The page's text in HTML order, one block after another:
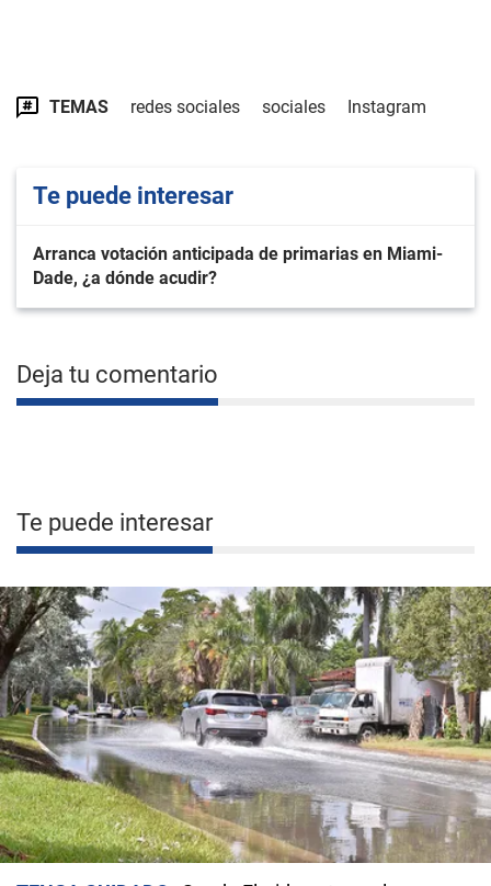
TEMAS redes sociales sociales Instagram
Te puede interesar
Arranca votación anticipada de primarias en Miami-
Dade, ¿a dónde acudir?
Deja tu comentario
Te puede interesar